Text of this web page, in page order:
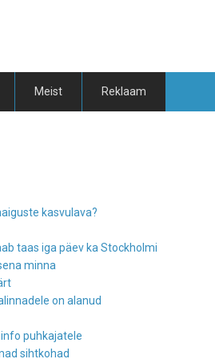
Meist Reklaam
kasvulava?
taas iga päev ka Stockholmi
minna
on alanud
info puhkajatele
sihtkohad